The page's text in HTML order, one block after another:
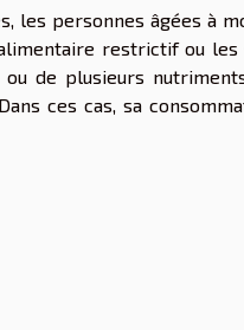
les personnes âgées à
restrictif ou
de plusieurs
ces cas, sa